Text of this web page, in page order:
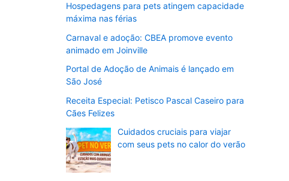
Hospedagens para pets atingem capacidade
máxima nas férias
Carnaval e adoção: CBEA promove evento
animado em Joinville
Portal de Adoção de Animais é lançado em
São José
Receita Especial: Petisco Pascal Caseiro para
Cães Felizes
Cuidados cruciais para viajar
com seus pets no calor do verão